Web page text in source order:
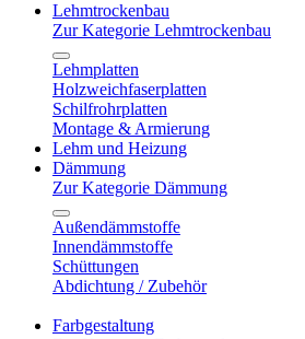
Lehmtrockenbau
Zur Kategorie Lehmtrockenbau
Lehmplatten
Holzweichfaserplatten
Schilfrohrplatten
Montage & Armierung
Lehm und Heizung
Dämmung
Zur Kategorie Dämmung
Außendämmstoffe
Innendämmstoffe
Schüttungen
Abdichtung / Zubehör
Farbgestaltung